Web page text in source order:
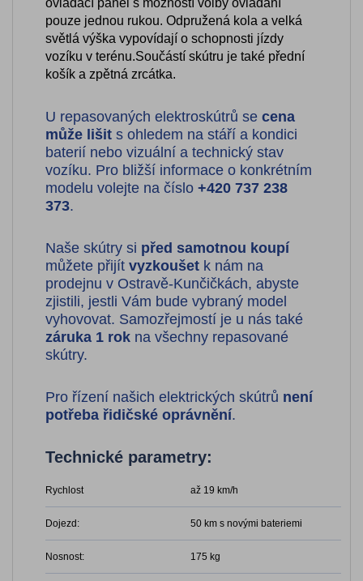
pouze jednou rukou. Odpružená kola a velká
světlá výška vypovídají o schopnosti jízdy
vozíku v terénu.Součástí skútru je také přední
košík a zpětná zrcátka.
U repasovaných elektroskútrů se cena
může lišit s ohledem na stáří a kondici
baterií nebo vizuální a technický stav
vozíku. Pro bližší informace o konkrétním
modelu volejte na číslo +420 737 238
373.
Naše skútry si před samotnou koupí
můžete přijít vyzkoušet k nám na
prodejnu v Ostravě-Kunčičkách, abyste
zjistili, jestli Vám bude vybraný model
vyhovovat. Samozřejmostí je u nás také
záruka 1 rok na všechny repasované
skútry.
Pro řízení našich elektrických skútrů není
potřeba řidičské oprávnění.
Technické parametry:
Rychlost až 19 km/h
Dojezd: 50 km s novými bateriemi
Nosnost: 175 kg